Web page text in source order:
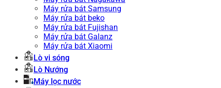
Máy rửa bát Samsung
Máy rửa bát beko
Máy rửa bát Fujishan
Máy rửa bát Galanz
Máy rửa bát Xiaomi
Lò vi sóng
Lò Nướng
Máy lọc nước